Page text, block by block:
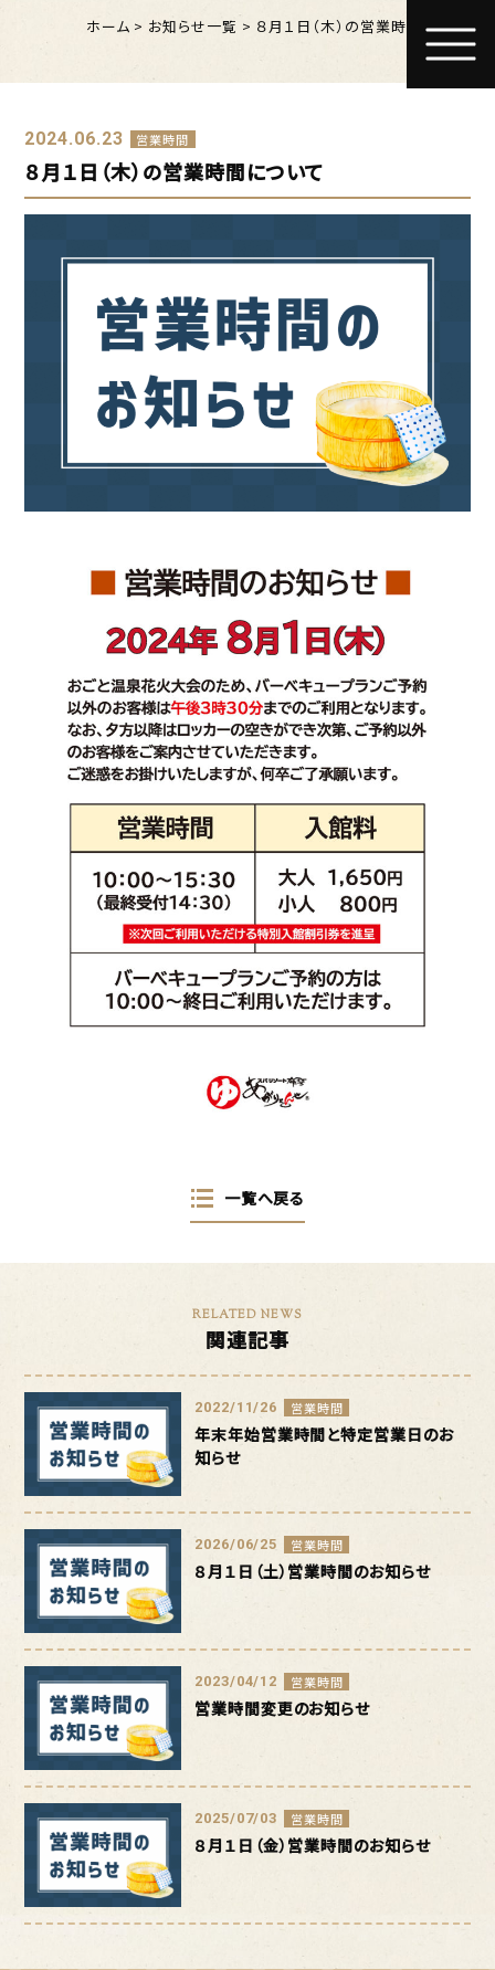
ホーム > お知らせ一覧 > ８月１日（木）の営業時間について
2024.06.23 営業時間
８月１日（木）の営業時間について
一覧へ戻る
RELATED NEWS
関連記事
2022/11/26 営業時間
年末年始営業時間と特定営業日のお
知らせ
2026/06/25 営業時間
８月１日（土）営業時間のお知らせ
2023/04/12 営業時間
営業時間変更のお知らせ
2025/07/03 営業時間
８月１日（金）営業時間のお知らせ